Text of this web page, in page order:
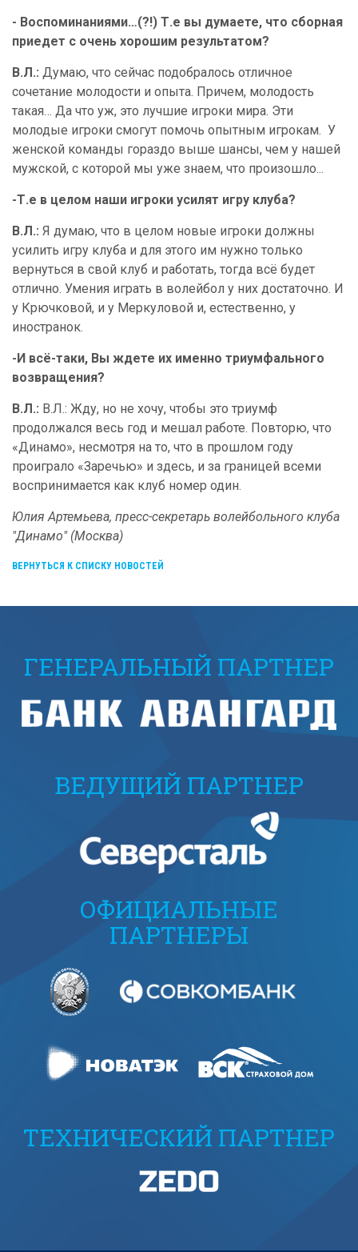
- Воспоминаниями…(?!) Т.е вы думаете, что сборная
приедет с очень хорошим результатом?
В.Л.: Думаю, что сейчас подобралось отличное
сочетание молодости и опыта. Причем, молодость
такая… Да что уж, это лучшие игроки мира. Эти
молодые игроки смогут помочь опытным игрокам. У
женской команды гораздо выше шансы, чем у нашей
мужской, с которой мы уже знаем, что произошло...
-Т.е в целом наши игроки усилят игру клуба?
В.Л.: Я думаю, что в целом новые игроки должны
усилить игру клуба и для этого им нужно только
вернуться в свой клуб и работать, тогда всё будет
отлично. Умения играть в волейбол у них достаточно. И
у Крючковой, и у Меркуловой и, естественно, у
иностранок.
-И всё-таки, Вы ждете их именно триумфального
возвращения?
В.Л.: В.Л.: Жду, но не хочу, чтобы это триумф
продолжался весь год и мешал работе. Повторю, что
«Динамо», несмотря на то, что в прошлом году
проиграло «Заречью» и здесь, и за границей всеми
воспринимается как клуб номер один.
Юлия Артемьева, пресс-секретарь волейбольного клуба
"Динамо" (Москва)
ВЕРНУТЬСЯ К СПИСКУ НОВОСТЕЙ
ГЕНЕРАЛЬНЫЙ ПАРТНЕР
ВЕДУЩИЙ ПАРТНЕР
ОФИЦИАЛЬНЫЕ
ПАРТНЕРЫ
ТЕХНИЧЕСКИЙ ПАРТНЕР